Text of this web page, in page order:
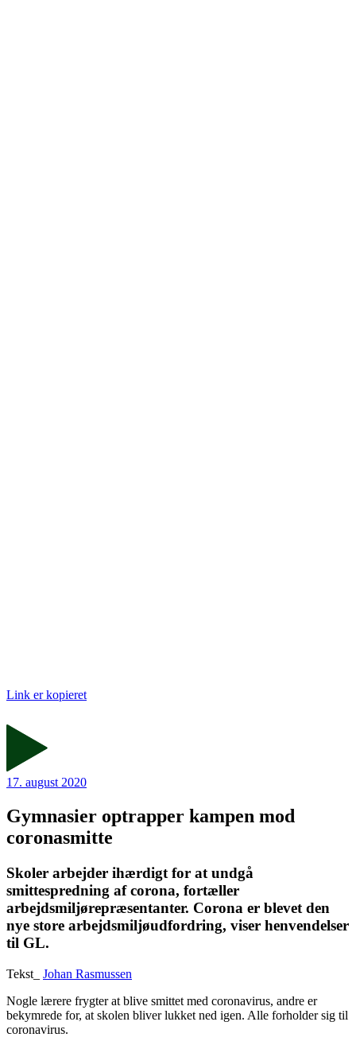
Link er kopieret
17. august 2020
Gymnasier optrapper kampen mod
coronasmitte
Skoler arbejder ihærdigt for at undgå
smittespredning af corona, fortæller
arbejdsmiljørepræsentanter. Corona er blevet den
nye store arbejdsmiljøudfordring, viser henvendelser
til GL.
Tekst_ Johan Rasmussen
Nogle lærere frygter at blive smittet med coronavirus, andre er
bekymrede for, at skolen bliver lukket ned igen. Alle forholder sig til
coronavirus.